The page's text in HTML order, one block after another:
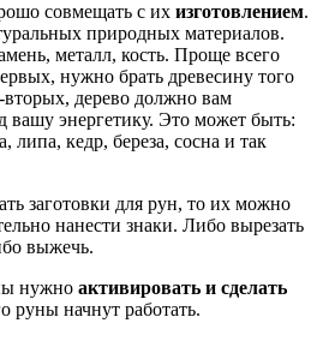
совмещать с их изготовлением.
природных материалов.
металл, кость. Проще всего
нужно брать древесину того
дерево должно вам
вашу энергетику. Это может быть:
липа, кедр, береза, сосна и так
заготовки для рун, то их можно
нанести знаки. Либо вырезать
выжечь.
нужно активировать и сделать
руны начнут работать.